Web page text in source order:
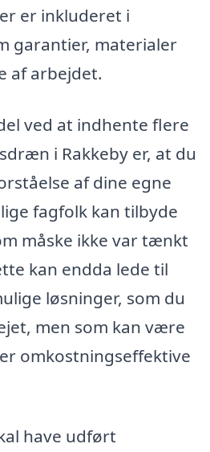
er inkluderet i
garantier, materialer
af arbejdet.
ved at indhente flere
i Rakkeby er, at du
af dine egne
fagfolk kan tilbyde
måske ikke var tænkt
kan endda lede til
løsninger, som du
men som kan være
omkostningseffektive
have udført